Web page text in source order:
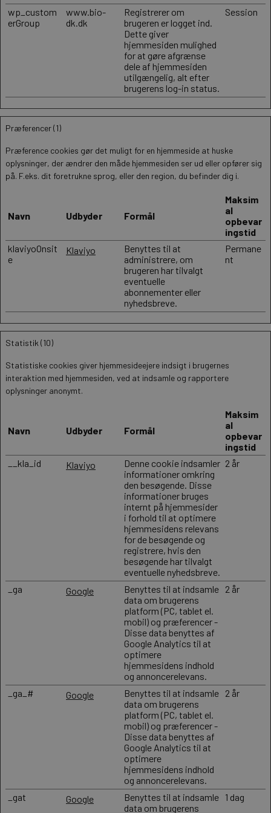
wp_custom
erGroup
www.bio-
dk.dk
Registrerer om
brugeren er logget ind.
Dette giver
hjemmesiden mulighed
for at gøre afgrænse
dele af hjemmesiden
utilgængelig, alt efter
brugerens log-in status.
Session
Præferencer (1)
Præference cookies gør det muligt for en hjemmeside at huske
oplysninger, der ændrer den måde hjemmesiden ser ud eller opfører sig
på. F.eks. dit foretrukne sprog, eller den region, du befinder dig i.
Navn Udbyder Formål
Maksim
al
opbevar
ingstid
klaviyoOnsit
e
Klaviyo
Benyttes til at
administrere, om
brugeren har tilvalgt
eventuelle
abonnementer eller
nyhedsbreve.
Permane
nt
Statistik (10)
Statistiske cookies giver hjemmesideejere indsigt i brugernes
interaktion med hjemmesiden, ved at indsamle og rapportere
oplysninger anonymt.
Navn Udbyder Formål
Maksim
al
opbevar
ingstid
__kla_id
Klaviyo
Denne cookie indsamler
informationer omkring
den besøgende. Disse
informationer bruges
internt på hjemmesider
i forhold til at optimere
hjemmesidens relevans
for de besøgende og
registrere, hvis den
besøgende har tilvalgt
eventuelle nyhedsbreve.
2 år
_ga Google
Benyttes til at indsamle
data om brugerens
platform (PC, tablet el.
mobil) og præferencer -
Disse data benyttes af
Google Analytics til at
optimere
hjemmesidens indhold
og annoncerelevans.
2 år
_ga_# Google
Benyttes til at indsamle
data om brugerens
platform (PC, tablet el.
mobil) og præferencer -
Disse data benyttes af
Google Analytics til at
optimere
hjemmesidens indhold
og annoncerelevans.
2 år
_gat Google
Benyttes til at indsamle
data om brugerens
1 dag